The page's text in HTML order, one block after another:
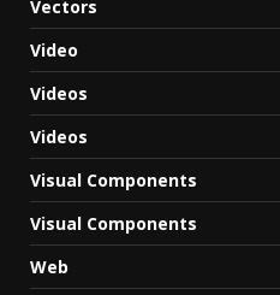
Vectors
Video
Videos
Videos
Visual Components
Visual Components
Web